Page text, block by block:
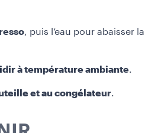
, puis l’eau pour abaisser la
à température ambiante.
et au congélateur.